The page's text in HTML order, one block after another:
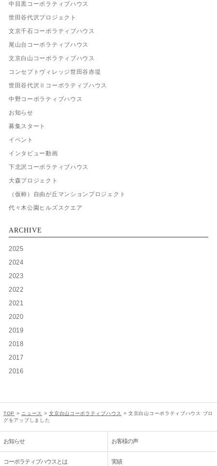
中目黒コーポラティブハウス
世田谷代沢プロジェクト
文京千石コーポラティブハウス
尾山台コーポラティブハウス
文京白山コーポラティブハウス
コンセプトヴィレッジ世田谷赤堤
世田谷代沢Ⅱコーポラティブハウス
中野コーポラティブハウス
お知らせ
募集スタート
イベント
インタビュー動画
下北沢コーポラティブハウス
大森プロジェクト
（仮称）自由が丘マンションプロジェクト
代々木公園ヒルズスクエア
ARCHIVE
2025
2024
2023
2022
2021
2020
2019
2018
2017
2016
TOP > ニュース >文京白山コーポラティブハウス >文京白山コーポラティブハウス ブロ
グをアップしました
お知らせ お客様の声
コーポラティブハウスとは 実績